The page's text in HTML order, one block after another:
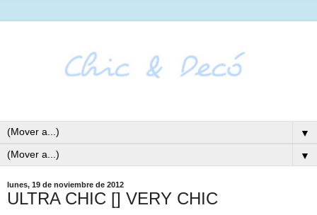
▼
▼
lunes, 19 de noviembre de 2012
ULTRA CHIC [] VERY CHIC